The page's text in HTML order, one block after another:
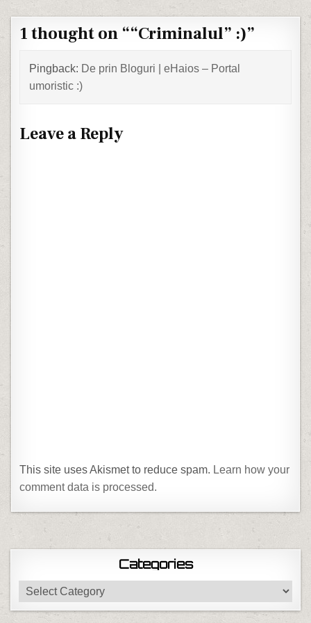
1 thought on ““Criminalul” :)”
Pingback: De prin Bloguri | eHaios – Portal
umoristic :)
Leave a Reply
This site uses Akismet to reduce spam. Learn how your
comment data is processed.
Categories
Categories